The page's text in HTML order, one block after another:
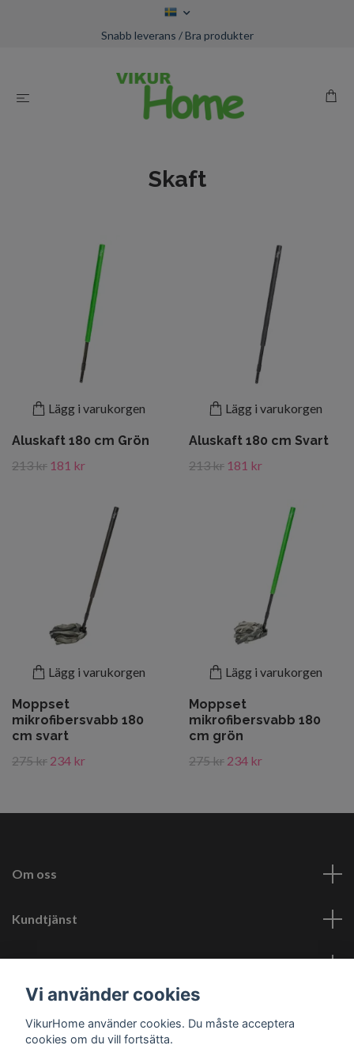
Snabb leverans / Bra produkter
Skaft
Lägg i varukorgen
Aluskaft 180 cm Grön
213 kr 181 kr
Lägg i varukorgen
Aluskaft 180 cm Svart
213 kr 181 kr
Lägg i varukorgen
Moppset
mikrofibersvabb 180
cm svart
275 kr 234 kr
Lägg i varukorgen
Moppset
mikrofibersvabb 180
cm grön
275 kr 234 kr
Om oss
Kundtjänst
Läs mer
Vi använder cookies
VikurHome använder cookies. Du måste acceptera
cookies om du vill fortsätta.